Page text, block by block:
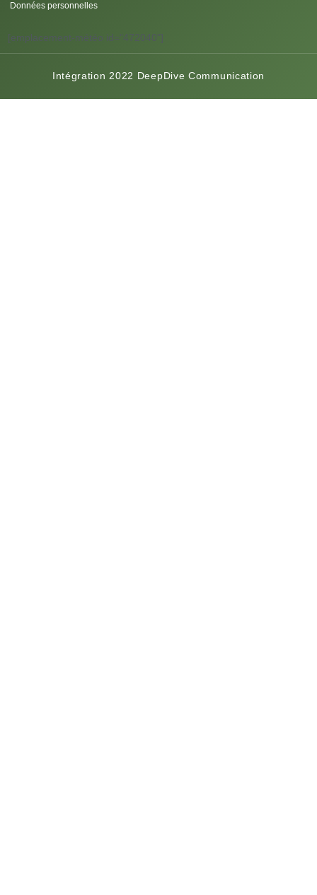
Données personnelles
[emplacement-météo id="472040"]
Intégration 2022 DeepDive Communication